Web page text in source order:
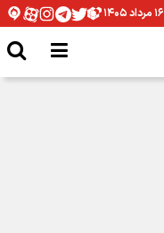
۱۶ مرداد ۱۴۰۵
برای اتمام پروژه ها هستیم